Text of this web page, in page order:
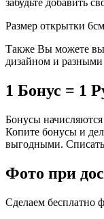
забудьте добавить
Размер открытки
Также Вы можете
дизайном и разными
1 Бонус = 1
Бонусы начисляются
Копите бонусы и
выгодными.
Фото при
Сделаем бесплатно